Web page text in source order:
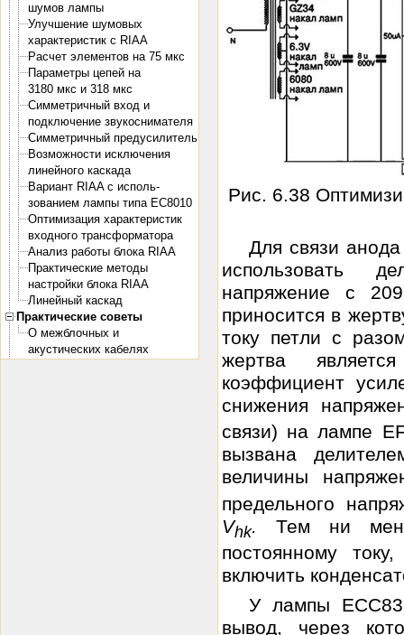
шумов лампы
Улучшение шумовых
характеристик с RIAA
Расчет элементов на 75 мкс
Параметры цепей на
3180 мкс и 318 мкс
Симметричный вход и
подключение звукоснимателя
Симметричный предусилитель
Возможности исключения
линейного каскада
Вариант RIAA с исполь-
зованием лампы типа ЕС8010
Оптимизация характеристик
входного трансформатора
Анализ работы блока RIAA
Практические методы
настройки блока RIAA
Линейный каскад
Практические советы
О межблочных и
акустических кабелях
Рис. 6.38
Для связи
использовать
напряжение с
приносится в
току петли с
жертва
коэффициент
снижения
связи) на лампе
вызвана
величины
предельного
Vhk.Тем ни
постоянному
включить
У лампы ЕСС83
вывод, через